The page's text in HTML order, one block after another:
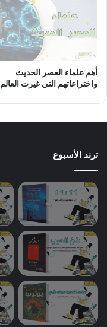
أهم علماء العصر الحديث
واختراعاتهم التي غيرت العالم
ترند الأسبوع